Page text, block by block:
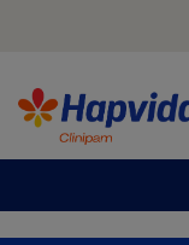
Pular para o